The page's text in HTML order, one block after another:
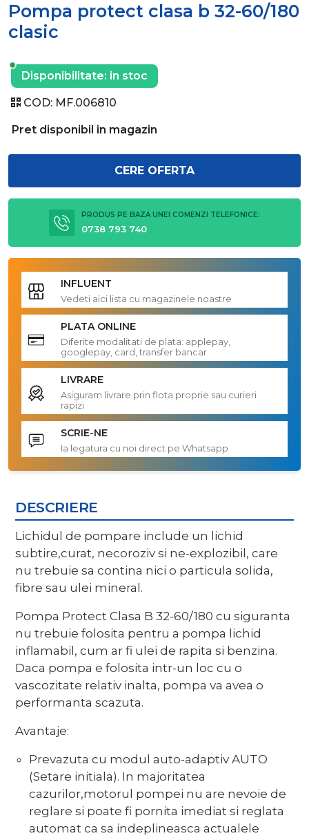
Pompa protect clasa b 32-60/180
clasic
Disponibilitate: in stoc
COD: MF.006810
Pret disponibil in magazin
CERE OFERTA
PRODUS PE BAZA UNEI COMENZI TELEFONICE:
0738 793 740
INFLUENT
Vedeti aici lista cu magazinele noastre
PLATA ONLINE
Diferite modalitati de plata: applepay,
googlepay, card, transfer bancar
LIVRARE
Asiguram livrare prin flota proprie sau curieri
rapizi
SCRIE-NE
Ia legatura cu noi direct pe Whatsapp
DESCRIERE
Lichidul de pompare include un lichid
subtire,curat, necoroziv si ne-explozibil, care
nu trebuie sa contina nici o particula solida,
fibre sau ulei mineral.
Pompa Protect Clasa B 32-60/180 cu siguranta
nu trebuie folosita pentru a pompa lichid
inflamabil, cum ar fi ulei de rapita si benzina.
Daca pompa e folosita intr-un loc cu o
vascozitate relativ inalta, pompa va avea o
performanta scazuta.
Avantaje:
Prevazuta cu modul auto-adaptiv AUTO
(Setare initiala). In majoritatea
cazurilor,motorul pompei nu are nevoie de
reglare si poate fi pornita imediat si reglata
automat ca sa indeplineasca actualele